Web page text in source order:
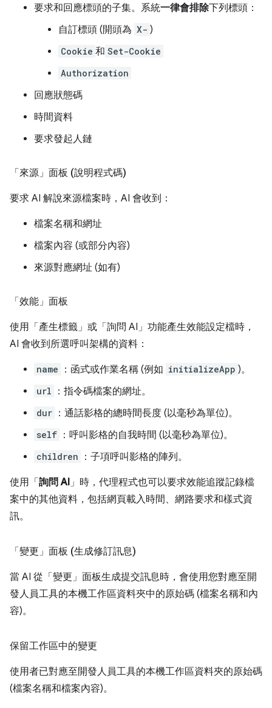
要求和回應標頭的子集。系統一律會排除下列標頭：
自訂標頭 (開頭為 X- )
Cookie 和 Set-Cookie
Authorization
回應狀態碼
時間資料
要求發起人鏈
「來源」面板 (說明程式碼)
要求 AI 解說來源檔案時，AI 會收到：
檔案名稱和網址
檔案內容 (或部分內容)
來源對應網址 (如有)
「效能」面板
使用「產生標籤」 或「詢問 AI」 功能產生效能設定檔時，
AI 會收到所選呼叫架構的資料：
name ：函式或作業名稱 (例如 initializeApp )。
url ：指令碼檔案的網址。
dur ：通話影格的總時間長度 (以毫秒為單位)。
self ：呼叫影格的自我時間 (以毫秒為單位)。
children ：子項呼叫影格的陣列。
使用「 詢問 AI」時，代理程式也可以要求效能追蹤記錄檔
案中的其他資料，包括網頁載入時間、網路要求和樣式資
訊。
「變更」面板 (生成修訂訊息)
當 AI 從「變更」 面板生成提交訊息時，會使用您對應至開
發人員工具的本機工作區資料夾中的原始碼 (檔案名稱和內
容)。
保留工作區中的變更
使用者已對應至開發人員工具的本機工作區資料夾的原始碼
(檔案名稱和檔案內容)。